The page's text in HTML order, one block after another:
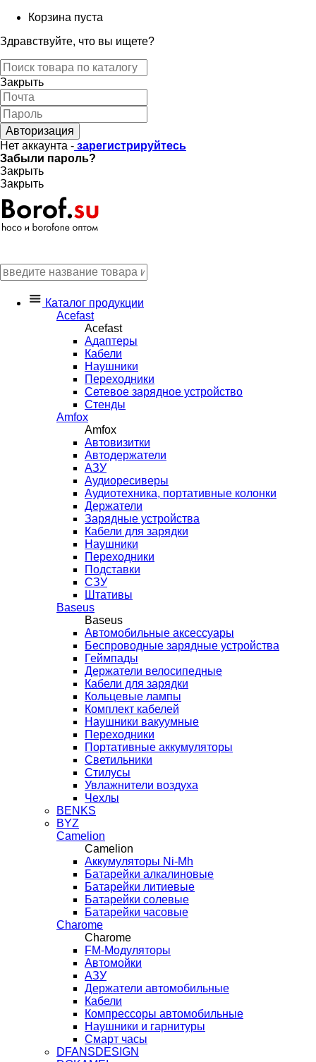
Корзина пуста
Здравствуйте, что вы ищете?
Закрыть
Авторизация
Нет аккаунта - зарегистрируйтесь
Забыли пароль?
Закрыть
Закрыть
Каталог продукции
Acefast
Acefast
Адаптеры
Кабели
Наушники
Переходники
Сетевое зарядное устройство
Стенды
Amfox
Amfox
Автовизитки
Автодержатели
АЗУ
Аудиоресиверы
Аудиотехника, портативные колонки
Держатели
Зарядные устройства
Кабели для зарядки
Наушники
Переходники
Подставки
СЗУ
Штативы
Baseus
Baseus
Автомобильные аксессуары
Беспроводные зарядные устройства
Геймпады
Держатели велосипедные
Кабели для зарядки
Кольцевые лампы
Комплект кабелей
Наушники вакуумные
Переходники
Портативные аккумуляторы
Светильники
Стилусы
Увлажнители воздуха
Чехлы
BENKS
BYZ
Camelion
Camelion
Аккумуляторы Ni-Mh
Батарейки алкалиновые
Батарейки литиевые
Батарейки солевые
Батарейки часовые
Charome
Charome
FM-Модуляторы
Автомойки
АЗУ
Держатели автомобильные
Кабели
Компрессоры автомобильные
Наушники и гарнитуры
Смарт часы
DFANSDESIGN